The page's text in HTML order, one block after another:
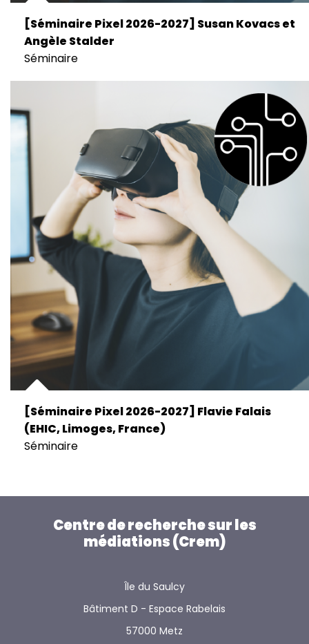
[Séminaire Pixel 2026-2027] Susan Kovacs et
Angèle Stalder
Séminaire
[Séminaire Pixel 2026-2027] Flavie Falais
(EHIC, Limoges, France)
Séminaire
Centre de recherche sur les
médiations (Crem)
Île du Saulcy
Bâtiment D - Espace Rabelais
57000 Metz